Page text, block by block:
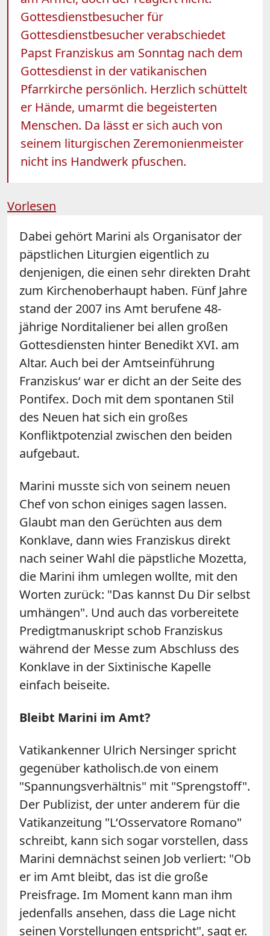
Gottesdienstbesucher für
Gottesdienstbesucher verabschiedet
Papst Franziskus am Sonntag nach dem
Gottesdienst in der vatikanischen
Pfarrkirche persönlich. Herzlich schüttelt
er Hände, umarmt die begeisterten
Menschen. Da lässt er sich auch von
seinem liturgischen Zeremonienmeister
nicht ins Handwerk pfuschen.
Vorlesen
Dabei gehört Marini als Organisator der
päpstlichen Liturgien eigentlich zu
denjenigen, die einen sehr direkten Draht
zum Kirchenoberhaupt haben. Fünf Jahre
stand der 2007 ins Amt berufene 48-
jährige Norditaliener bei allen großen
Gottesdiensten hinter Benedikt XVI. am
Altar. Auch bei der Amtseinführung
Franziskus‘ war er dicht an der Seite des
Pontifex. Doch mit dem spontanen Stil
des Neuen hat sich ein großes
Konfliktpotenzial zwischen den beiden
aufgebaut.
Marini musste sich von seinem neuen
Chef von schon einiges sagen lassen.
Glaubt man den Gerüchten aus dem
Konklave, dann wies Franziskus direkt
nach seiner Wahl die päpstliche Mozetta,
die Marini ihm umlegen wollte, mit den
Worten zurück: "Das kannst Du Dir selbst
umhängen". Und auch das vorbereitete
Predigtmanuskript schob Franziskus
während der Messe zum Abschluss des
Konklave in der Sixtinische Kapelle
einfach beiseite.
Bleibt Marini im Amt?
Vatikankenner Ulrich Nersinger spricht
gegenüber katholisch.de von einem
"Spannungsverhältnis" mit "Sprengstoff".
Der Publizist, der unter anderem für die
Vatikanzeitung "L‘Osservatore Romano"
schreibt, kann sich sogar vorstellen, dass
Marini demnächst seinen Job verliert: "Ob
er im Amt bleibt, das ist die große
Preisfrage. Im Moment kann man ihm
jedenfalls ansehen, dass die Lage nicht
seinen Vorstellungen entspricht", sagt er.